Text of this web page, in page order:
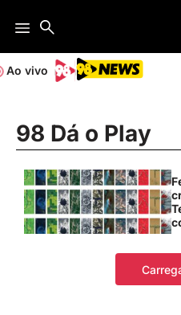
Ao vivo
98 Dá o Play